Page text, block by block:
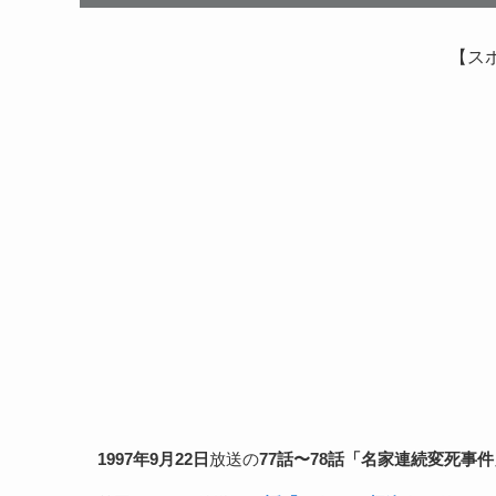
【ス
1997年9月 22 日 放送の77話〜78話「名家連続変死事件